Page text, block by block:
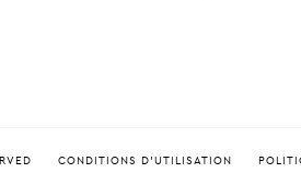
CONDITIONS D'UTILISATION